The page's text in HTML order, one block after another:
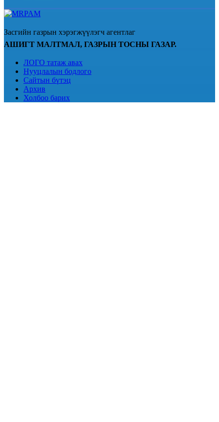
Засгийн газрын хэрэгжүүлэгч агентлаг
АШИГТ МАЛТМАЛ, ГАЗРЫН ТОСНЫ ГАЗАР.
ЛОГО татаж авах
Нууцлалын бодлого
Сайтын бүтэц
Архив
Холбоо барих